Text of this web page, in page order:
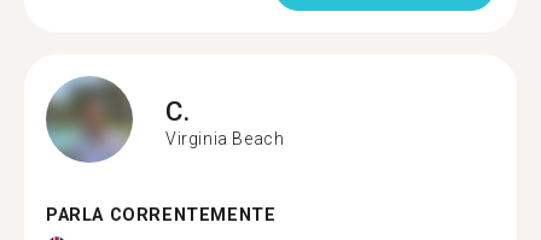
C.
Virginia Beach
PARLA CORRENTEMENTE